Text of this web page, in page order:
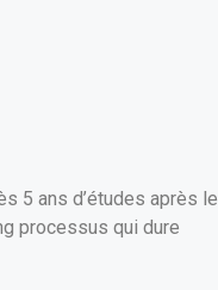
5 ans d’études après le
processus qui dure